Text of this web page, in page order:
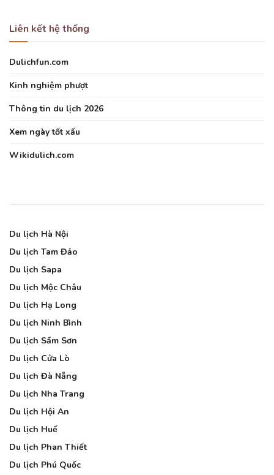
Liên kết hệ thống
Dulichfun.com
Kinh nghiệm phượt
Thông tin du lịch 2026
Xem ngày tốt xấu
Wikidulich.com
Du lịch Hà Nội
Du lịch Tam Đảo
Du lịch Sapa
Du lịch Mộc Châu
Du lịch Hạ Long
Du lịch Ninh Bình
Du lịch Sầm Sơn
Du lịch Cửa Lò
Du lịch Đà Nẵng
Du lịch Nha Trang
Du lịch Hội An
Du lịch Huế
Du lịch Phan Thiết
Du lịch Phú Quốc